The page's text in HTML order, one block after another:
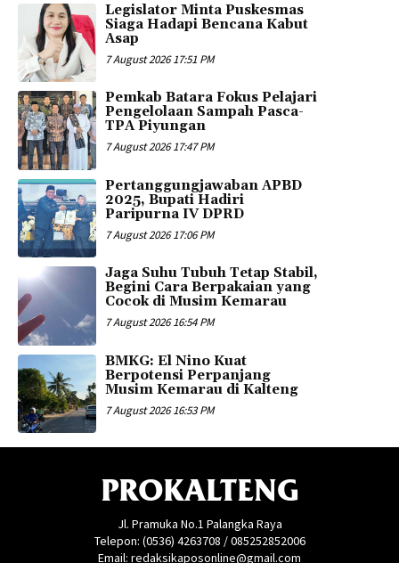
Legislator Minta Puskesmas
Siaga Hadapi Bencana Kabut
Asap
7 August 2026 17:51 PM
Pemkab Batara Fokus Pelajari
Pengelolaan Sampah Pasca-
TPA Piyungan
7 August 2026 17:47 PM
Pertanggungjawaban APBD
2025, Bupati Hadiri
Paripurna IV DPRD
7 August 2026 17:06 PM
Jaga Suhu Tubuh Tetap Stabil,
Begini Cara Berpakaian yang
Cocok di Musim Kemarau
7 August 2026 16:54 PM
BMKG: El Nino Kuat
Berpotensi Perpanjang
Musim Kemarau di Kalteng
7 August 2026 16:53 PM
PROKALTENG
Jl. Pramuka No.1 Palangka Raya
Telepon: (0536) 4263708 / 085252852006
Email: redaksikaposonline@gmail.com